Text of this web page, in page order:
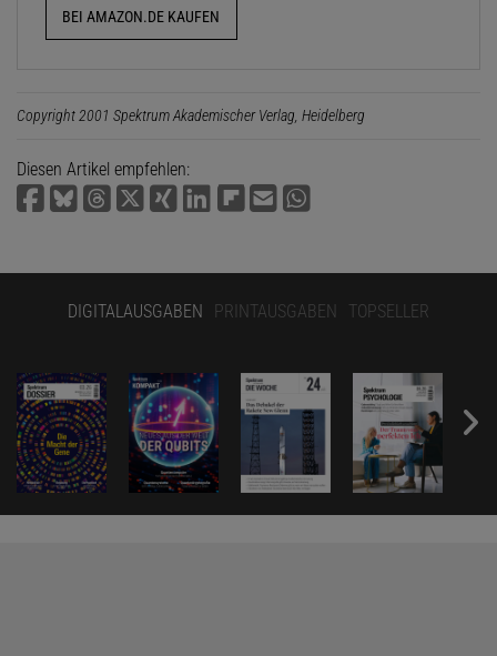
BEI AMAZON.DE KAUFEN
Copyright 2001 Spektrum Akademischer Verlag, Heidelberg
Diesen Artikel empfehlen:
DIGITALAUSGABEN PRINTAUSGABEN TOPSELLER